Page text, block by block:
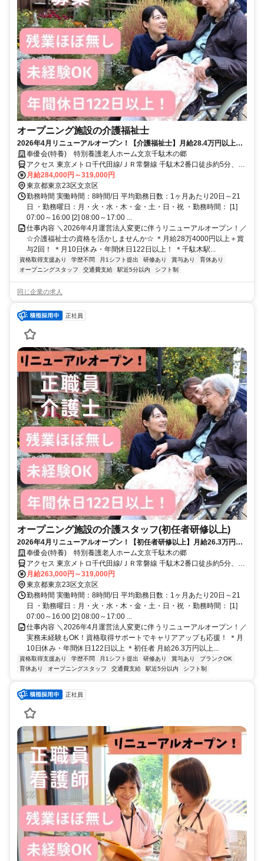
オープニング施設の介護福祉士
2026年4月リニューアルオープン！【介護福祉士】月給28.4万円以上＋
賞与年2回★年休122日★
奉優会(特養) 特別養護老人ホーム文京千駄木の郷
アクセス 東京メトロ千代田線/ＪＲ常磐線 千駄木2番口徒歩約5分、東
京メトロ南北線 本駒込1番口徒歩約12分、東京メトロ千代田線 西日
暮里1番口徒歩約14分
月給284,000円～319,000円
東京都東京23区文京区
勤務時間 実働時間：8時間/日 平均勤務日数：1ヶ月あたり20日～21
日 ・勤務曜日：月・火・水・木・金・土・日・祝 ・勤務時間： [1]
07:00～16:00 [2] 08:00～17:00 ...
仕事内容 ＼2026年4月運営法人変更に伴うリニューアルオープン！／
☆介護福祉士の資格を活かしませんか☆ ＊月給28万4000円以上＋賞
与2回！ ＊月10日休み・年間休日122日以上！ ＊千駄木駅...
資格取得支援あり 学歴不問 月1シフト提出 研修あり 賞与あり
育休あり
オープニングスタッフ
交通費支給 駅近5分以内 シフト制
同じ企業の求人
正社員
オープニング施設の介護スタッフ(初任者研修以上)
2026年4月リニューアルオープン！【初任者研修以上】月給26.3万円以
上＋賞与年2回★年休122日
奉優会(特養) 特別養護老人ホーム文京千駄木の郷
アクセス 東京メトロ千代田線/ＪＲ常磐線 千駄木2番口徒歩約5分、東
京メトロ南北線 本駒込1番口徒歩約12分、東京メトロ千代田線 西日
暮里1番口徒歩約14分
月給263,000円～319,000円
東京都東京23区文京区
勤務時間 実働時間：8時間/日 平均勤務日数：1ヶ月あたり20日～21
日 ・勤務曜日：月・火・水・木・金・土・日・祝 ・勤務時間： [1]
07:00～16:00 [2] 08:00～17:00 ...
仕事内容 ＼2026年4月運営法人変更に伴うリニューアルオープン！／
実務未経験もOK！資格取得サポートでキャリアアップも応援！ ＊月
10日休み・年間休日122日以上 ＊初任者 月給26.3万円以上...
資格取得支援あり 学歴不問 月1シフト提出 研修あり 賞与あり
ブランクOK
育休あり
オープニングスタッフ 交通費支給 駅近5分以内 シフト制
正社員